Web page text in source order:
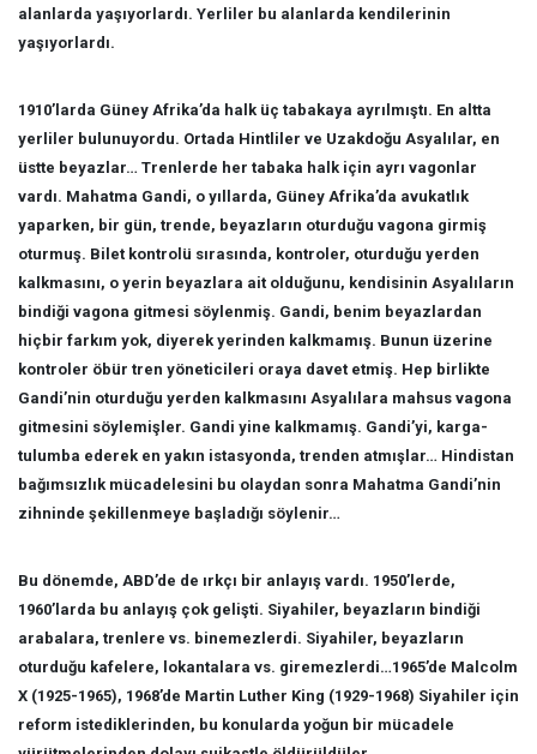
alanlarda yaşıyorlardı. Yerliler bu alanlarda kendilerinin
yaşıyorlardı.
1910’larda Güney Afrika’da halk üç tabakaya ayrılmıştı. En altta
yerliler bulunuyordu. Ortada Hintliler ve Uzakdoğu Asyalılar, en
üstte beyazlar… Trenlerde her tabaka halk için ayrı vagonlar
vardı. Mahatma Gandi, o yıllarda, Güney Afrika’da avukatlık
yaparken, bir gün, trende, beyazların oturduğu vagona girmiş
oturmuş. Bilet kontrolü sırasında, kontroler, oturduğu yerden
kalkmasını, o yerin beyazlara ait olduğunu, kendisinin Asyalıların
bindiği vagona gitmesi söylenmiş. Gandi, benim beyazlardan
hiçbir farkım yok, diyerek yerinden kalkmamış. Bunun üzerine
kontroler öbür tren yöneticileri oraya davet etmiş. Hep birlikte
Gandi’nin oturduğu yerden kalkmasını Asyalılara mahsus vagona
gitmesini söylemişler. Gandi yine kalkmamış. Gandi’yi, karga-
tulumba ederek en yakın istasyonda, trenden atmışlar… Hindistan
bağımsızlık mücadelesini bu olaydan sonra Mahatma Gandi’nin
zihninde şekillenmeye başladığı söylenir…
Bu dönemde, ABD’de de ırkçı bir anlayış vardı. 1950’lerde,
1960’larda bu anlayış çok gelişti. Siyahiler, beyazların bindiği
arabalara, trenlere vs. binemezlerdi. Siyahiler, beyazların
oturduğu kafelere, lokantalara vs. giremezlerdi…1965’de Malcolm
X (1925-1965), 1968’de Martin Luther King (1929-1968) Siyahiler için
reform istediklerinden, bu konularda yoğun bir mücadele